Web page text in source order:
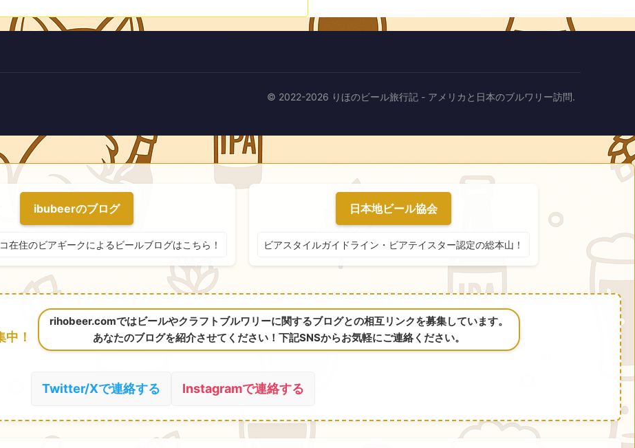
© 2022-2026 りほのビール旅行記 - アメリカと日本のブルワリー訪問.
ibubeerのブログ
在住のビアギークによるビールブログはこちら！
日本地ビール協会
ビアスタイルガイドライン・ビアテイスター認定の総本山！
！
rihobeer.comではビールやクラフトブルワリーに関するブログとの相互リンクを募集しています。
あなたのブログを紹介させてください！下記SNSからお気軽にご連絡ください。
Twitter/Xで連絡する Instagramで連絡する